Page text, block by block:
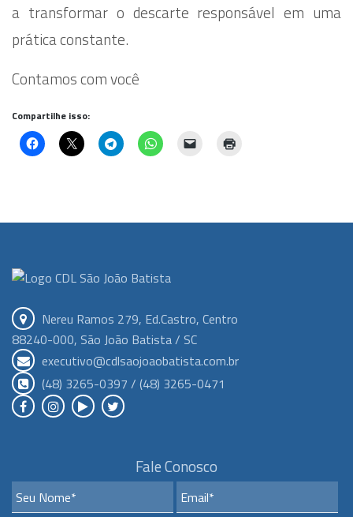
a transformar o descarte responsável em uma
prática constante.
Contamos com você
Compartilhe isso:
Nereu Ramos 279, Ed.Castro, Centro
88240-000, São João Batista / SC
executivo@cdlsaojoaobatista.com.br
(48) 3265-0397 / (48) 3265-0471
Fale Conosco